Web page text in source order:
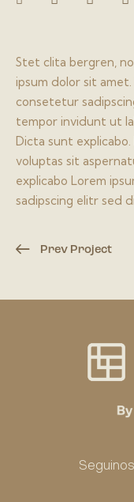
Stet clita bergren,
ipsum dolor sit
consetetur
tempor invidunt ut
Dicta sunt
voluptas sit
explicabo Lorem
sadipscing elitr sed
Prev Project